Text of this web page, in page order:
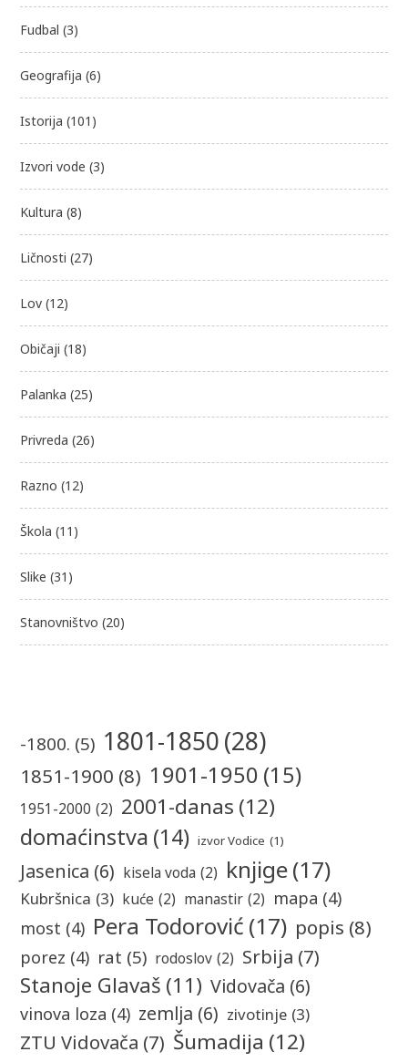
Fudbal (3)
Geografija (6)
Istorija (101)
Izvori vode (3)
Kultura (8)
Ličnosti (27)
Lov (12)
Običaji (18)
Palanka (25)
Privreda (26)
Razno (12)
Škola (11)
Slike (31)
Stanovništvo (20)
-1800. (5) 1801-1850(28)
1851-1900 (8) 1901-1950 (15)
1951-2000 (2) 2001-danas (12)
domaćinstva (14) izvor Vodice (1)
Jasenica (6) kisela voda (2) knjige(17)
Kubršnica (3) kuće (2) manastir (2) mapa (4)
most (4) Pera Todorović (17) popis (8)
porez (4) rat (5) rodoslov (2) Srbija (7)
Stanoje Glavaš (11) Vidovača (6)
vinova loza (4) zemlja (6) zivotinje (3)
ZTU Vidovača (7) Šumadija (12)